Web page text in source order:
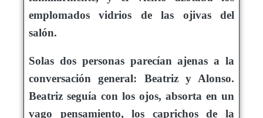
emplomados vidrios de las ojivas del
salón.
Solas dos personas parecían ajenas a la
conversación general: Beatriz y Alonso.
Beatriz seguía con los ojos, absorta en un
vago pensamiento, los caprichos de la